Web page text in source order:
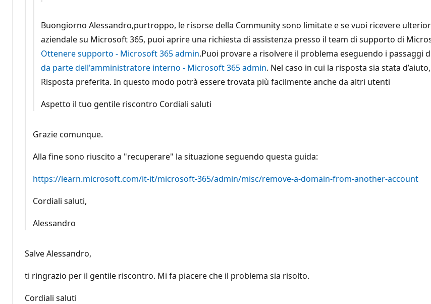
Buongiorno Alessandro,purtroppo, le risorse della Community sono limitate e se vuoi ricevere
aziendale su Microsoft 365, puoi aprire una richiesta di assistenza presso il team di supporto di
Ottenere supporto - Microsoft 365 admin.Puoi provare a risolvere il problema eseguendo i passaggi
da parte dell'amministratore interno - Microsoft 365 admin. Nel caso in cui la risposta sia stata
Risposta preferita. In questo modo potrà essere trovata più facilmente anche da altri utenti
Aspetto il tuo gentile riscontro Cordiali saluti
Grazie comunque.
Alla fine sono riuscito a "recuperare" la situazione seguendo questa guida:
https://learn.microsoft.com/it-it/microsoft-365/admin/misc/remove-a-domain-from-another-account
Cordiali saluti,
Alessandro
Salve Alessandro,
ti ringrazio per il gentile riscontro. Mi fa piacere che il problema sia risolto.
Cordiali saluti